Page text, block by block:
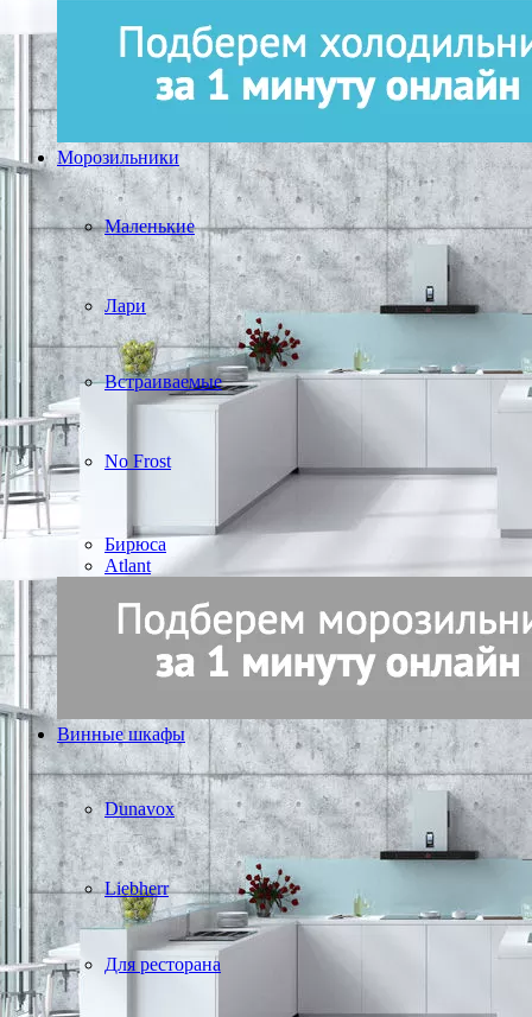
Морозильники
Маленькие
Лари
Встраиваемые
No Frost
Бирюса
Atlant
Винные шкафы
Dunavox
Liebherr
Для ресторана